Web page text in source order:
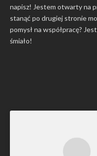
napisz! Jestem otwarty na
stanąć po drugiej stronie
pomysł na współpracę?
śmiało!